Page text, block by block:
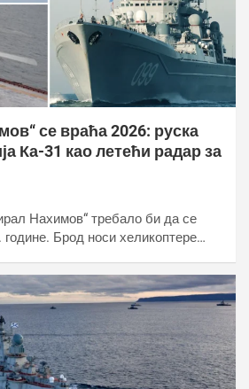
се враћа 2026: руска
Ка-31 као летећи радар за
Нахимов“ требало би да се
Брод носи хеликоптере…